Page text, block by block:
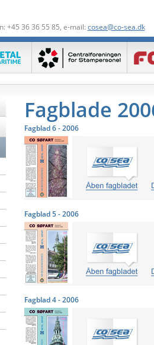
+45 36 36 55 85, e-mail: cosea@co-sea.dk
Fagblade
Fagblad 6 - 2006
Fagblad 5 - 2006
Fagblad 4 - 2006